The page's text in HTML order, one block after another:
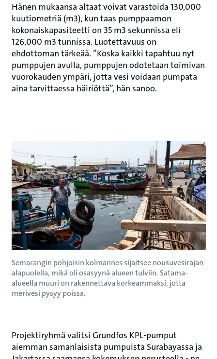
Hänen mukaansa altaat voivat varastoida 130,000
kuutiometriä (m3), kun taas pumppaamon
kokonaiskapasiteetti on 35 m3 sekunnissa eli
126,000 m3 tunnissa. Luotettavuus on
ehdottoman tärkeää. ”Koska kaikki tapahtuu nyt
pumppujen avulla, pumppujen odotetaan toimivan
vuorokauden ympäri, jotta vesi voidaan pumpata
aina tarvittaessa häiriöttä”, hän sanoo.
Semarangin pohjoisin kolmannes sijaitsee nousuvesirajan
alapuolella, mikä oli osasyynä alueen tulviin. Satama-
alueella muuri on rakennettava korkeammaksi, jotta
merivesi pysyy poissa.
Projektiryhmä valitsi Grundfos KPL-pumput
aiemman samanlaisista pumpuista Surabayassa ja